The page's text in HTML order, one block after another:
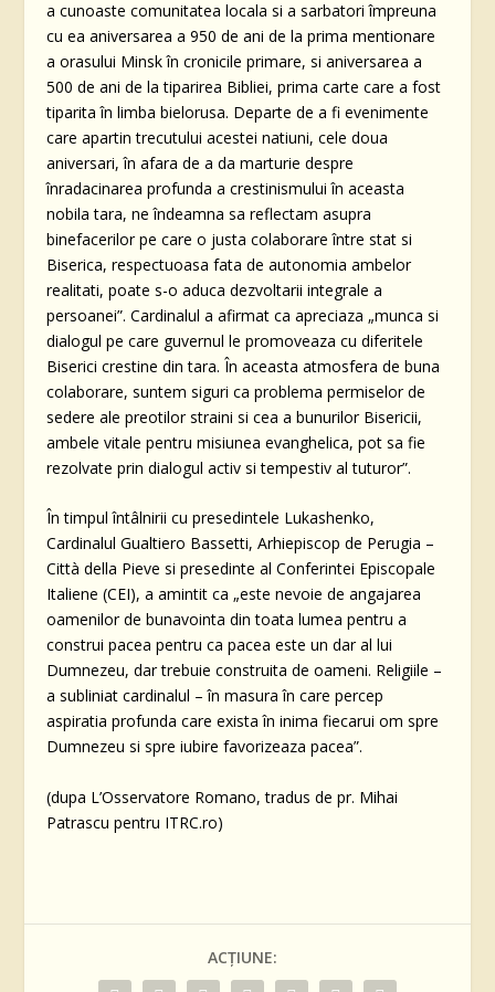
a cunoaste comunitatea locala si a sarbatori împreuna
cu ea aniversarea a 950 de ani de la prima mentionare
a orasului Minsk în cronicile primare, si aniversarea a
500 de ani de la tiparirea Bibliei, prima carte care a fost
tiparita în limba bielorusa. Departe de a fi evenimente
care apartin trecutului acestei natiuni, cele doua
aniversari, în afara de a da marturie despre
înradacinarea profunda a crestinismului în aceasta
nobila tara, ne îndeamna sa reflectam asupra
binefacerilor pe care o justa colaborare între stat si
Biserica, respectuoasa fata de autonomia ambelor
realitati, poate s-o aduca dezvoltarii integrale a
persoanei”. Cardinalul a afirmat ca apreciaza „munca si
dialogul pe care guvernul le promoveaza cu diferitele
Biserici crestine din tara. În aceasta atmosfera de buna
colaborare, suntem siguri ca problema permiselor de
sedere ale preotilor straini si cea a bunurilor Bisericii,
ambele vitale pentru misiunea evanghelica, pot sa fie
rezolvate prin dialogul activ si tempestiv al tuturor”.
În timpul întâlnirii cu presedintele Lukashenko,
Cardinalul Gualtiero Bassetti, Arhiepiscop de Perugia –
Città della Pieve si presedinte al Conferintei Episcopale
Italiene (CEI), a amintit ca „este nevoie de angajarea
oamenilor de bunavointa din toata lumea pentru a
construi pacea pentru ca pacea este un dar al lui
Dumnezeu, dar trebuie construita de oameni. Religiile –
a subliniat cardinalul – în masura în care percep
aspiratia profunda care exista în inima fiecarui om spre
Dumnezeu si spre iubire favorizeaza pacea”.
(dupa L’Osservatore Romano, tradus de pr. Mihai
Patrascu pentru ITRC.ro)
ACȚIUNE: